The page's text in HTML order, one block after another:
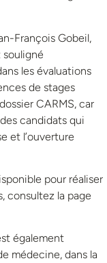
François Gobeil,
souligné
les évaluations
de stages
CARMS, car
candidats qui
et l’ouverture
pour réaliser
consultez la page
également
médecine, dans la